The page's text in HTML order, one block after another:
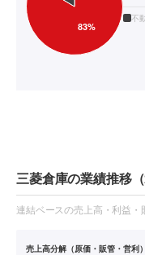
不
三菱倉庫の業績推移
連結ベースの売上高・利益
売上高分解（原価・販管・営利）